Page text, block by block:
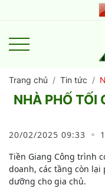
Trang chủ Tin tức
NHÀ PHỐ TỐI
20/02/2025 09:33
Tiền Giang Công trình
doanh, các tầng còn
dưỡng cho gia chủ.